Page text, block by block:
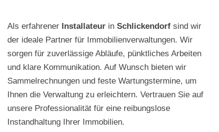
Als erfahrener Installateur in Schlickendorf sind wir
der ideale Partner für Immobilienverwaltungen. Wir
sorgen für zuverlässige Abläufe, pünktliches Arbeiten
und klare Kommunikation. Auf Wunsch bieten wir
Sammelrechnungen und feste Wartungstermine, um
Ihnen die Verwaltung zu erleichtern. Vertrauen Sie auf
unsere Professionalität für eine reibungslose
Instandhaltung Ihrer Immobilien.